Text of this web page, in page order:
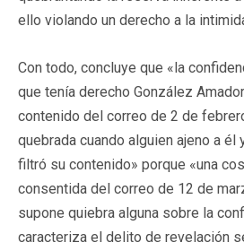
ello violando un derecho a la
Con todo, concluye que «la
que tenía derecho González
contenido del correo de 2 de
quebrada cuando alguien ajeno a él
filtró su contenido» porque «una
consentida del correo de 12 de
supone quiebra alguna sobre la
caracteriza el delito de revelación